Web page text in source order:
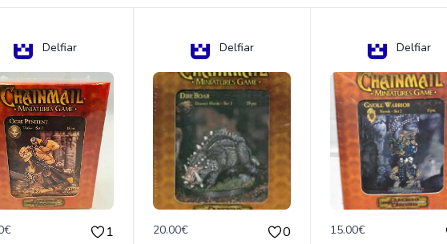
Delfiar
1
Delfiar
20.00€ 0
Delfiar
15.00€